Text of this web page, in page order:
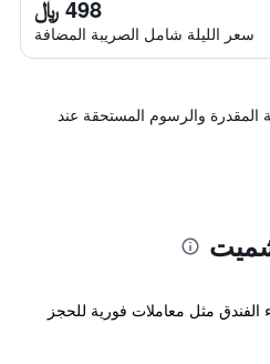
498 ﷼
سعر الليلة شامل الصريبة المضافة
المقدرة والرسوم المستحقة عند
مثل معاملات فورية للحجز